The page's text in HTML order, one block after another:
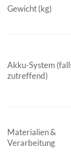
Gewicht (kg)
Akku-System
zutreffend)
Materialien &
Verarbeitung